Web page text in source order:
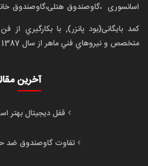
اسانسوری ،گاوصندوق هتلی،گاوصندوق
کمد بایگانی(بود پانزر), با بکارگيري
متخصص و نيروهاي فني ماهر از سال 1387 مشغول به فعاليت بوده است.
آخرین
قفل دیجیتال بهتر
تفاوت گاوصندوق